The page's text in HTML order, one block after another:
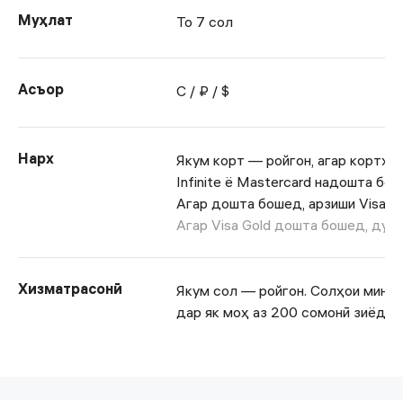
Муҳлат То 7 сол
Асъор С / ₽ / $
Нарх
Якум корт — ройгон, агар
Infinite ё Mastercard надошта
Агар дошта бошед, арзиши Visa
Агар Visa Gold дошта бошед,
Хизматрасонӣ
Якум сол — ройгон. Солҳои
дар як моҳ аз 200 сомонӣ зиёд